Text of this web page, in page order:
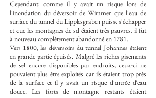
Cependant, comme il y avait un risque lors de
l'inondation du déversoir de Wimmer que l'eau de
surface du tunnel du Lipplesgraben puisse s'échapper
et que les montagnes de sel étaient très pauvres, il fut
à nouveau complètement abandonné en 1781.
Vers 1800, les déversoirs du tunnel Johannes étaient
en grande partie épuisés. Malgré les riches gisements
de sel encore disponibles par endroits, ceux-ci ne
pouvaient plus être exploités car ils étaient trop près
de la surface et il y avait un risque d'entrée d'eau
douce. Les forts de montagne restants étaient